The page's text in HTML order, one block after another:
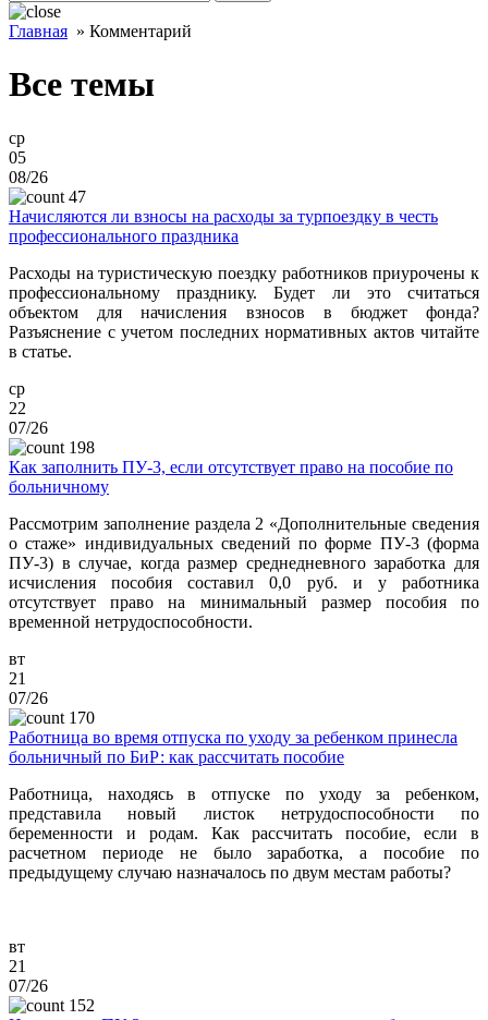
Главная » Комментарий
Все темы
ср
05
08/26
47
Начисляются ли взносы на расходы за турпоездку в честь
профессионального праздника
Расходы на туристическую поездку работников приурочены к
профессиональному празднику. Будет ли это считаться
объектом для начисления взносов в бюджет фонда?
Разъяснение с учетом последних нормативных актов читайте
в статье.
ср
22
07/26
198
Как заполнить ПУ-3, если отсутствует право на пособие по
больничному
Рассмотрим заполнение раздела 2 «Дополнительные сведения
о стаже» индивидуальных сведений по форме ПУ-3 (форма
ПУ-3) в случае, когда размер среднедневного заработка для
исчисления пособия составил 0,0 руб. и у работника
отсутствует право на минимальный размер пособия по
временной нетрудоспособности.
вт
21
07/26
170
Работница во время отпуска по уходу за ребенком принесла
больничный по БиР: как рассчитать пособие
Работница, находясь в отпуске по уходу за ребенком,
представила новый листок нетрудоспособности по
беременности и родам. Как рассчитать пособие, если в
расчетном периоде не было заработка, а пособие по
предыдущему случаю назначалось по двум местам работы?
вт
21
07/26
152